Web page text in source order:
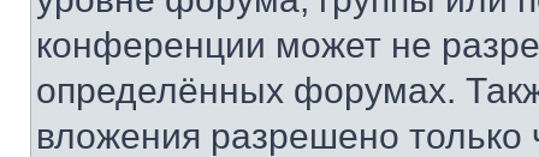
конференции может не
определённых форумах.
вложения разрешено